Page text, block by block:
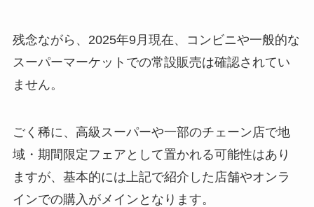
残念ながら、2025年9月現在、コンビニや一般的な
スーパーマーケットでの常設販売は確認されてい
ません。
ごく稀に、高級スーパーや一部のチェーン店で地
域・期間限定フェアとして置かれる可能性はあり
ますが、基本的には上記で紹介した店舗やオンラ
インでの購入がメインとなります。